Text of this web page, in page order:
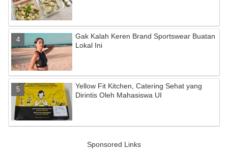
Gak Kalah Keren Brand Sportswear Buatan
Lokal Ini
Yellow Fit Kitchen, Catering Sehat yang
Dirintis Oleh Mahasiswa UI
Sponsored Links